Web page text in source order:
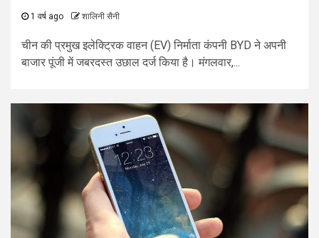
1 वर्ष ago शालिनी सैनी
चीन की प्रमुख इलेक्ट्रिक वाहन (EV) निर्माता कंपनी BYD ने अपनी
बाजार पूंजी में जबरदस्त उछाल दर्ज किया है। मंगलवार,...